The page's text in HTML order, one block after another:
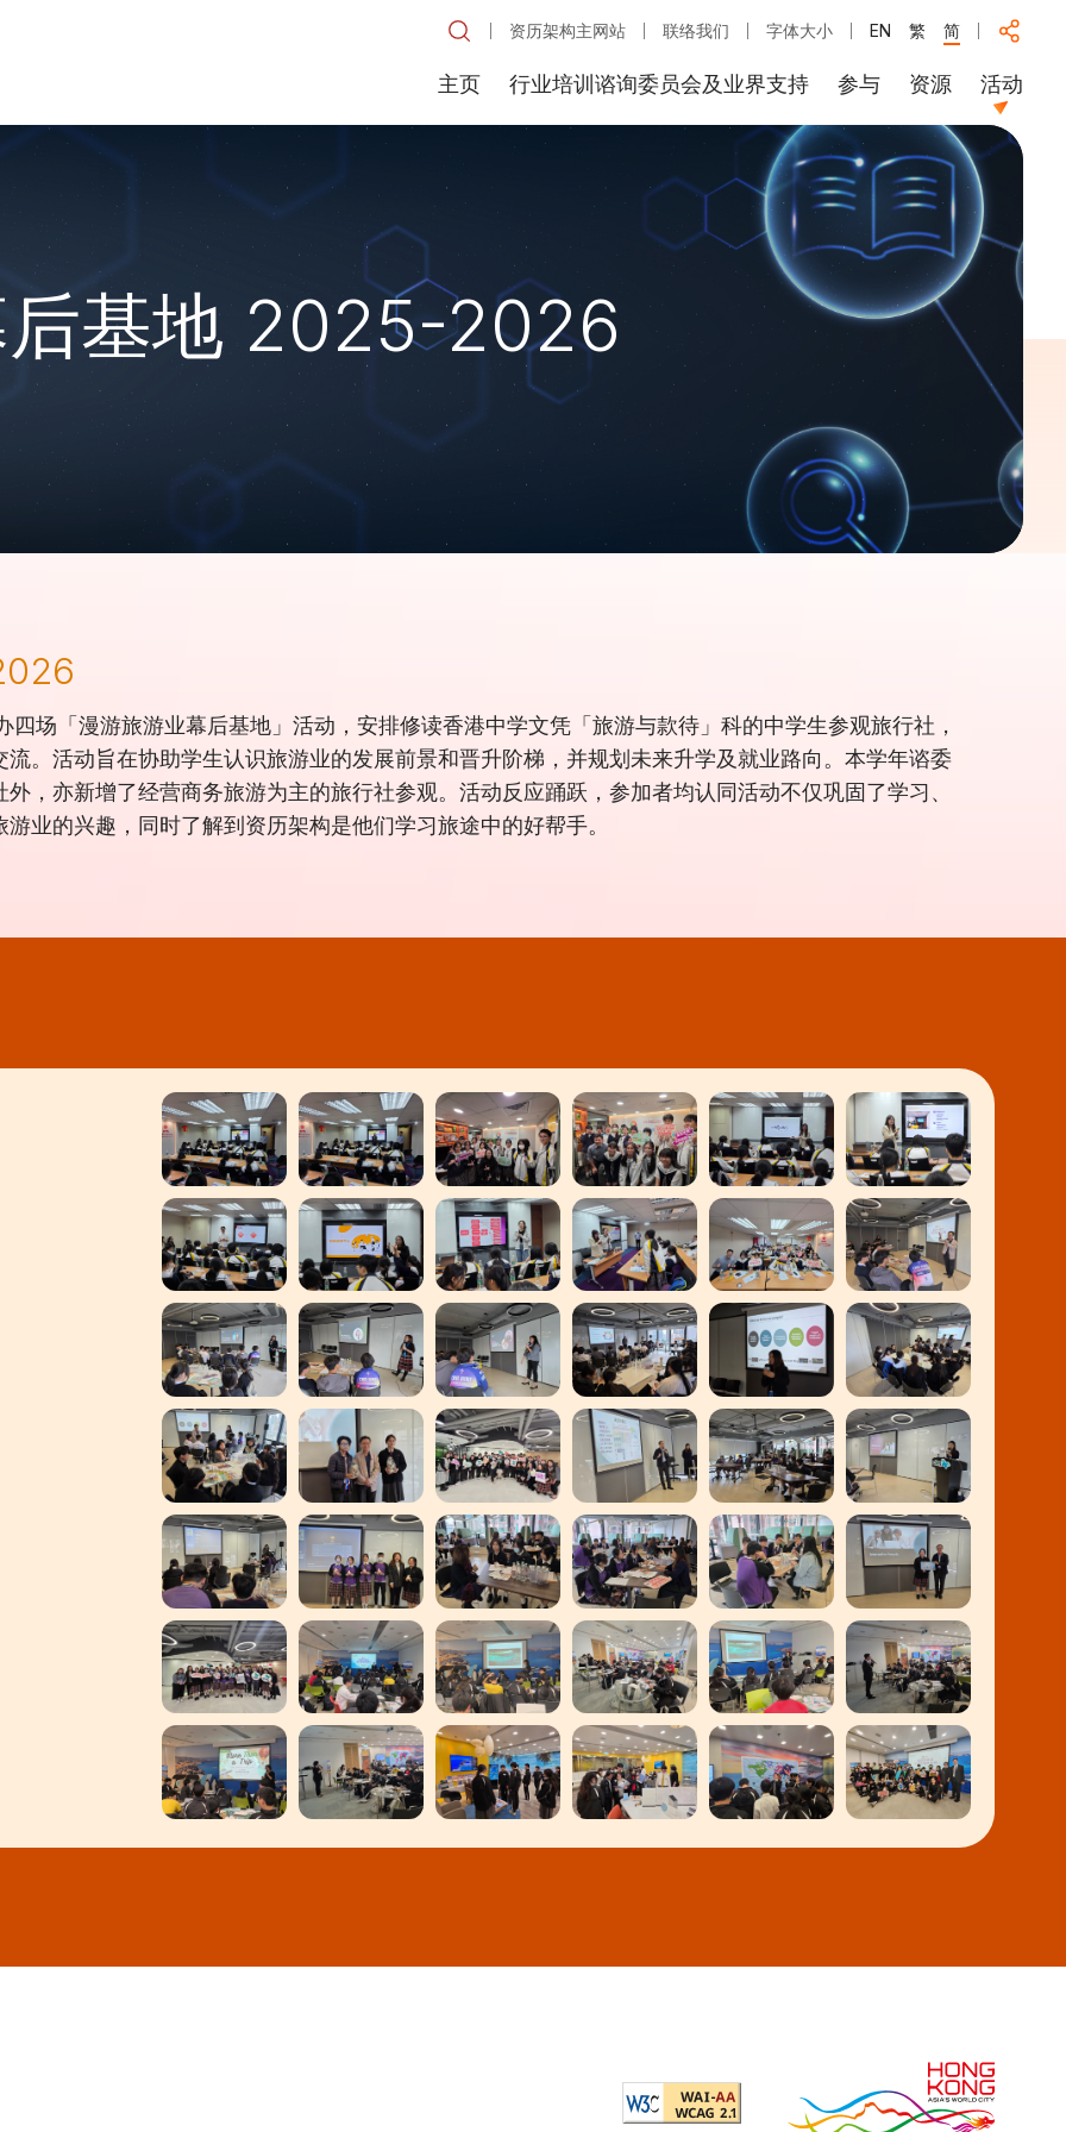
资历架构主网站 联络我们 字体大小 EN 繁 简
主页 行业培训谘询委员会及业界支持 参与 资源 活动
基地 2025-2026
四场「漫游旅游业幕后基地」活动，安排修读香港中学文凭「旅游与款待」科的中学生参观旅行社，
。活动旨在协助学生认识旅游业的发展前景和晋升阶梯，并规划未来升学及就业路向。本学年谘委
，亦新增了经营商务旅游为主的旅行社参观。活动反应踊跃，参加者均认同活动不仅巩固了学习、
业的兴趣，同时了解到资历架构是他们学习旅途中的好帮手。